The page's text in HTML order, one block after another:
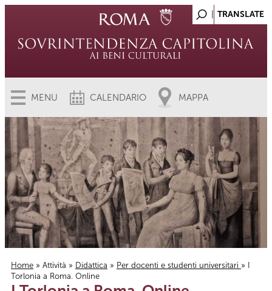
MENU CALENDARIO MAPPA
Tu sei qui
Home » Attività » Didattica » Per docenti e studenti universitari » I
Torlonia a Roma. Online